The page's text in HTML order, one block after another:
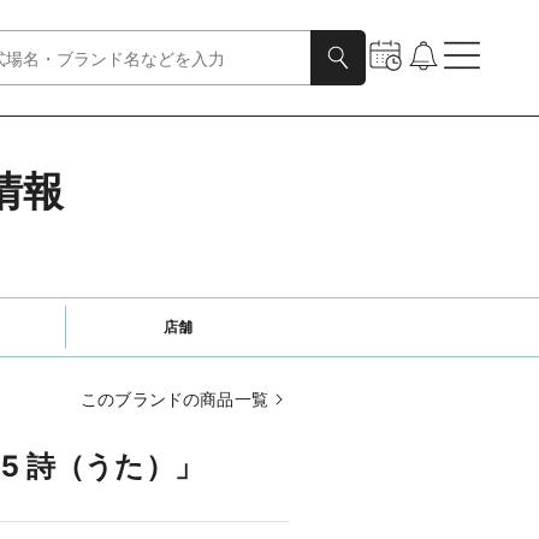
報
店舗
このブランドの商品一覧
詩（うた）」